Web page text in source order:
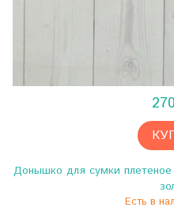
Донышко для сумки
Есть в